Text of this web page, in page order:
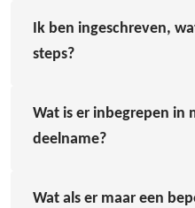
Ik ben ingeschreven,
steps?
Wat is er inbegrepen in
deelname?
Wat als er maar een